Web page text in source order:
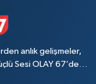
anlık gelişmeler,
Sesi OLAY 67’de…